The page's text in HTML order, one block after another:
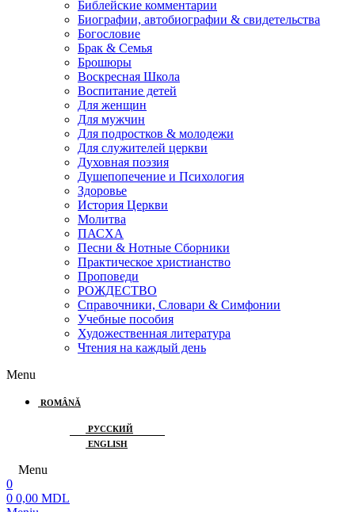
Библейские комментарии
Биографии, автобиографии & свидетельства
Богословие
Брак & Семья
Брошюры
Воскресная Школа
Воспитание детей
Для женщин
Для мужчин
Для подростков & молодежи
Для служителей церкви
Духовная поэзия
Душепопечение и Психология
Здоровье
История Церкви
Молитва
ПАСХА
Песни & Нотные Сборники
Практическое христианство
Проповеди
РОЖДЕСТВО
Справочники, Словари & Симфонии
Учебные пособия
Художественная литература
Чтения на каждый день
Menu
ROMÂNĂ
РУССКИЙ
ENGLISH
Menu
0
0 0,00 MDL